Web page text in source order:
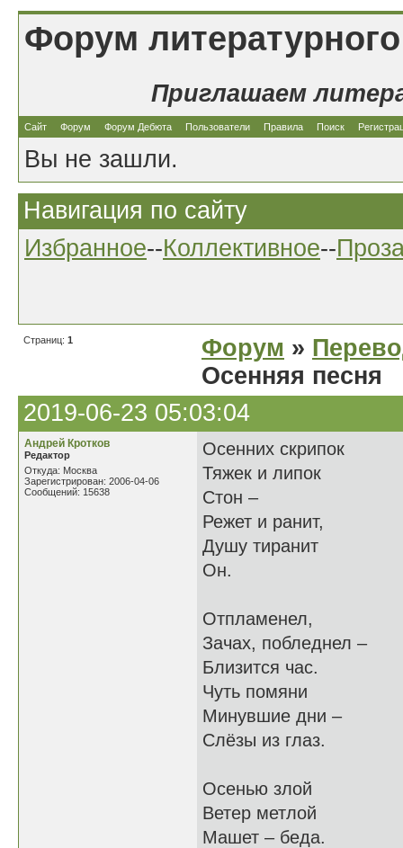
Форум
Приглашаем
Сайт Форум Форум Дебюта Пользователи Правила Поиск
Вы не зашли.
Навигация по сайту
Избранное--Коллективное--
Страниц: 1 Форум »
Осенняя песня
2019-06-23 05:03:04
Андрей Кротков
Редактор
Откуда: Москва
Зарегистрирован: 2006-04-06
Сообщений: 15638
Осенних скрипок
Тяжек и липок
Стон –
Режет и ранит,
Душу тиранит
Он.
Отпламенел,
Зачах, побледнел –
Близится час.
Чуть помяни
Минувшие дни –
Слёзы из глаз.
Осенью злой
Ветер метлой
Машет – беда.